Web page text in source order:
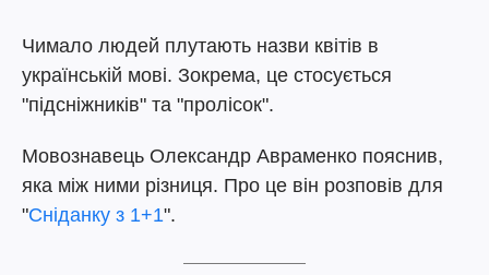
Чимало людей плутають назви квітів в
українській мові. Зокрема, це стосується
"підсніжників" та "пролісок".
Мовознавець Олександр Авраменко пояснив,
яка між ними різниця. Про це він розповів для
"Сніданку з 1+1".